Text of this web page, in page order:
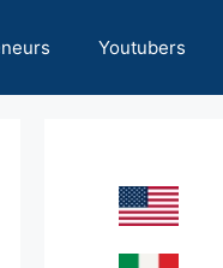
Youtubers